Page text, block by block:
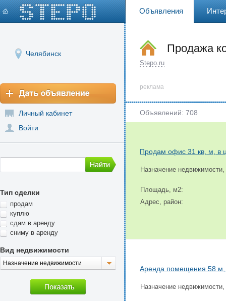
Объявления
Челябинск
Личный кабинет
Войти
Тип сделки
продам
куплю
сдам в аренду
сниму в аренду
Вид недвижимости
Назначение недвижимости
Продажа
Stepo.ru
реклама
Объявлений: 708
Продам офис 31 кв, м, в
Назначение
Площадь, м2:
Адрес, район:
Аренда помещения 58 м,
Назначение